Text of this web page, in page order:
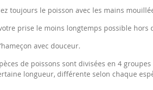
toujours le poisson avec les mains
prise le moins longtemps possible hors
avec douceur.
de poissons sont divisées en 4
longueur, différente selon chaque